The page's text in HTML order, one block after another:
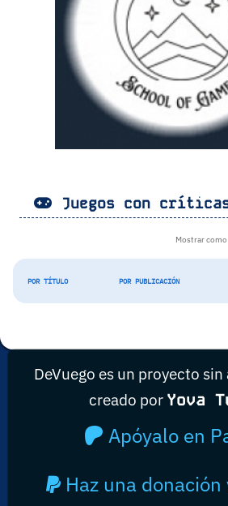
Juegos con
Mostrar como
POR TÍTULO POR PUBLICACIÓN
DeVuego es un proyecto
creado por Yova
Apóyalo en
Haz una donación